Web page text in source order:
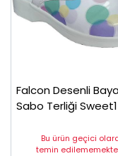
Falcon Desenli
Sabo Terliği Sweet1
Bu ürün geçici
temin